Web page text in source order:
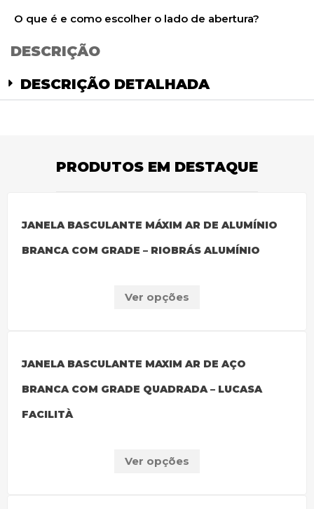
O que é e como escolher o lado de abertura?
DESCRIÇÃO
DESCRIÇÃO DETALHADA
PRODUTOS EM DESTAQUE
JANELA BASCULANTE MÁXIM AR DE ALUMÍNIO
BRANCA COM GRADE – RIOBRÁS ALUMÍNIO
Ver opções
JANELA BASCULANTE MAXIM AR DE AÇO
BRANCA COM GRADE QUADRADA – LUCASA
FACILITÀ
Ver opções